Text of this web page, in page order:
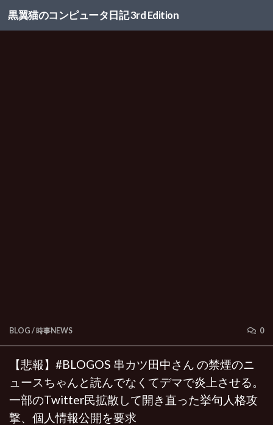
コンテンツへスキップ
黒翼猫のコンピュータ日記 3rd Edition
BLOG /時事NEWS 0
【悲報】#BLOGOS 串カツ田中さん の禁煙のニ
ュースちゃんと読んでなくてデマで炎上させる。
一部のTwitter民拡散して開き直った挙句人格攻
撃、個人情報公開を要求